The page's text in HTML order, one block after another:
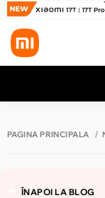
PAGINA PRINCIPALĂ
ÎNAPOI LA BLOG